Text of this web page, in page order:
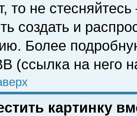
то не
создать и
Более
(ссылка на него
картинку